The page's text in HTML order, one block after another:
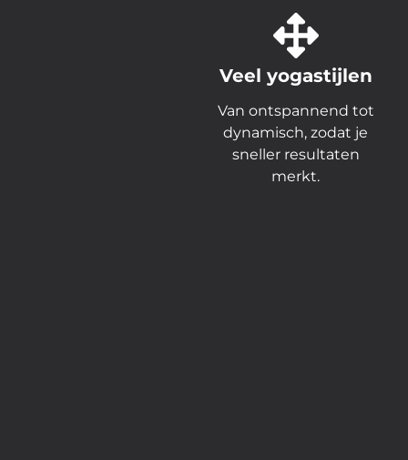
Veel yogastijlen
Van ontspannend tot
dynamisch, zodat je
sneller resultaten
merkt.